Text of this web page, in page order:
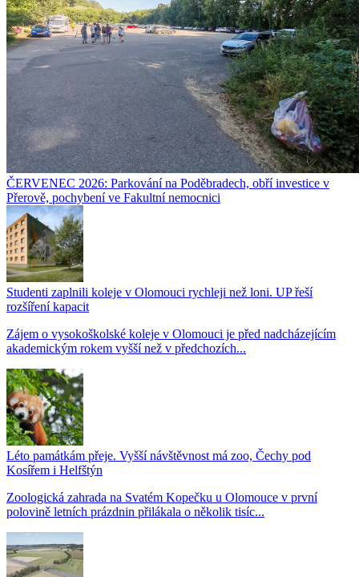
ČERVENEC 2026: Parkování na Poděbradech, obří investice v
Přerově, pochybení ve Fakultní nemocnici
Studenti zaplnili koleje v Olomouci rychleji než loni. UP řeší
rozšíření kapacit
Zájem o vysokoškolské koleje v Olomouci je před nadcházejícím
akademickým rokem vyšší než v předchozích...
Léto památkám přeje. Vyšší návštěvnost má zoo, Čechy pod
Kosířem i Helfštýn
Zoologická zahrada na Svatém Kopečku u Olomouce v první
polovině letních prázdnin přilákala o několik tisíc...